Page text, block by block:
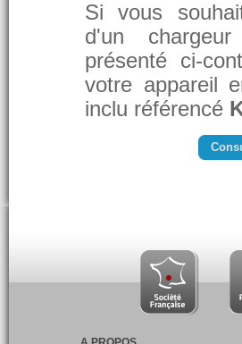
Si vous
d'un
présenté ci-
votre appareil
inclu référencé